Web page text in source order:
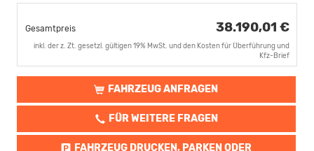
Gesamtpreis 38.190,01 €
inkl. der z. Zt. gesetzl. gültigen 19% MwSt. und den Kosten für Überführung und
Kfz-Brief
FAHRZEUG ANFRAGEN
FÜR WEITERE FRAGEN
FAHRZEUG DRUCKEN, PARKEN ODER